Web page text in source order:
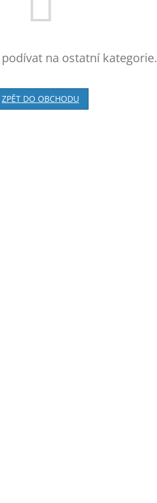
podívat na ostatní kategorie.
ZPĚT DO OBCHODU